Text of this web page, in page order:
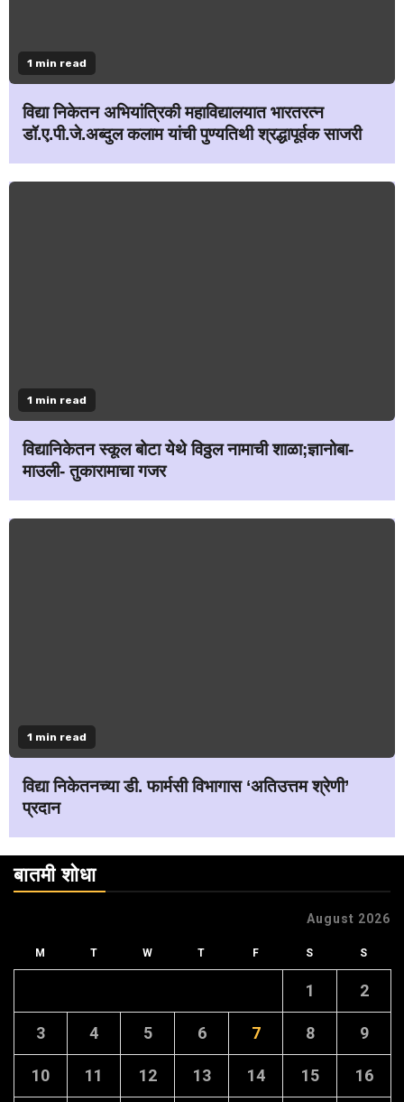
1 min read
विद्या निकेतन अभियांत्रिकी महाविद्यालयात भारतरत्न
डॉ.ए.पी.जे.अब्दुल कलाम यांची पुण्यतिथी श्रद्धापूर्वक साजरी
1 min read
विद्यानिकेतन स्कूल बोटा येथे विठ्ठल नामाची शाळा;ज्ञानोबा-
माउली- तुकारामाचा गजर
1 min read
विद्या निकेतनच्या डी. फार्मसी विभागास ‘अतिउत्तम श्रेणी’
प्रदान
बातमी शोधा
August 2026
M T W T F S S
1 2
3 4 5 6 7 8 9
10 11 12 13 14 15 16